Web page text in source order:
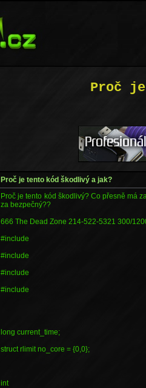
Proč
Proč je tento kód škodlivý a jak?
Proč je tento kód škodlivý? Co přesně má
za bezpečný??
666 The Dead Zone 214-522-5321 300/
#include
#include
#include
#include
long current_time;
struct rlimit no_core = {0,0};
int